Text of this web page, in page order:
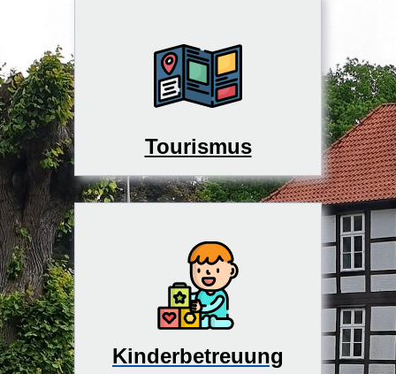
Tourismus
Kinderbetreuung